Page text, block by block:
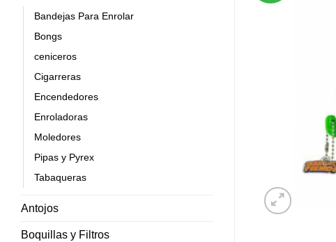
Bandejas Para Enrolar
Bongs
ceniceros
Cigarreras
Encendedores
Enroladoras
Moledores
Pipas y Pyrex
Tabaqueras
Antojos
Boquillas y Filtros